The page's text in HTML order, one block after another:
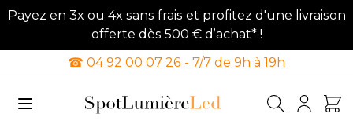
Payez en 3x ou 4x sans frais et profitez d'une livraison
offerte dès 500 € d’achat* !
☎ 04 92 00 07 26 - 7/7 de 9h à 19h